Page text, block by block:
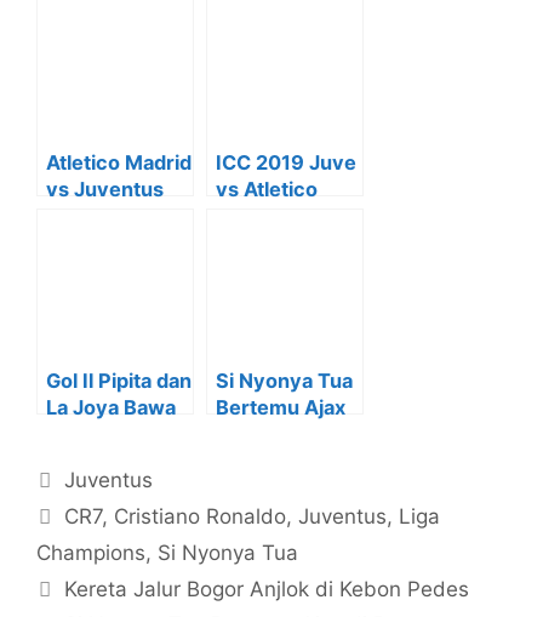
Atletico Madrid
vs Juventus
ICC 2019 Juve
vs Atletico
Gol Il Pipita dan
La Joya Bawa
Spurs
Si Nyonya Tua
Bertemu Ajax
Kategori
Juventus
Tag
CR7, Cristiano Ronaldo,Juventus, Liga
Champions, Si Nyonya Tua
Kereta Jalur Bogor Anjlok di Kebon Pedes